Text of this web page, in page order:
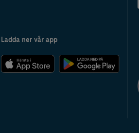
Ladda ner vår app